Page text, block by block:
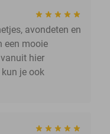
avondeten en
een mooie
hier
je ook